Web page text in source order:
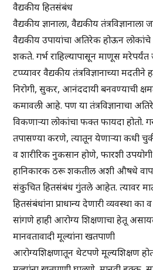
वैद्यकीय हितसंबंध
वैद्यकीय ज्ञानाला, वैद्यकीय
वैद्यकीय उपायांचा अतिरेक होऊन
शकते. गर्भ राहिल्यापासून माणूस मरेपर्यंत
टप्प्यावर वैद्यकीय तंत्रविज्ञानाच्या
निरोगी, सुकर, आनंददायी बनवण्याची
कमावली आहे. पण या तंत्रविज्ञानाचा
विकणाऱ्या लोकांचा फक्त फायदा होतो.
तपासण्या करणे, त्यातून येणाऱ्या कधी
व शारीरिक नुकसान होणे, फारशी
हानिकारक ठरू शकतील अशी औषधे
संकुचित हितसंबंध गुंतले आहेत. त्यावर
हितसंबंधांना प्राधान्य देणारी व्यवस्था
सांगणे हाही आरोग्य शिक्षणाचा हेतू
मानवतावादी मूल्यांना खतपाणी
आरोग्यशिक्षणातून थेटपणे मूल्यशिक्षण